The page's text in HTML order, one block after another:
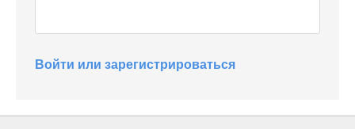
Войти или зарегистрироваться